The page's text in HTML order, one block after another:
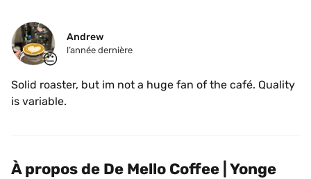
😐
Andrew
l’année dernière
Solid roaster, but im not a huge fan of the café. Quality
À propos de De Mello Coffee | Yonge